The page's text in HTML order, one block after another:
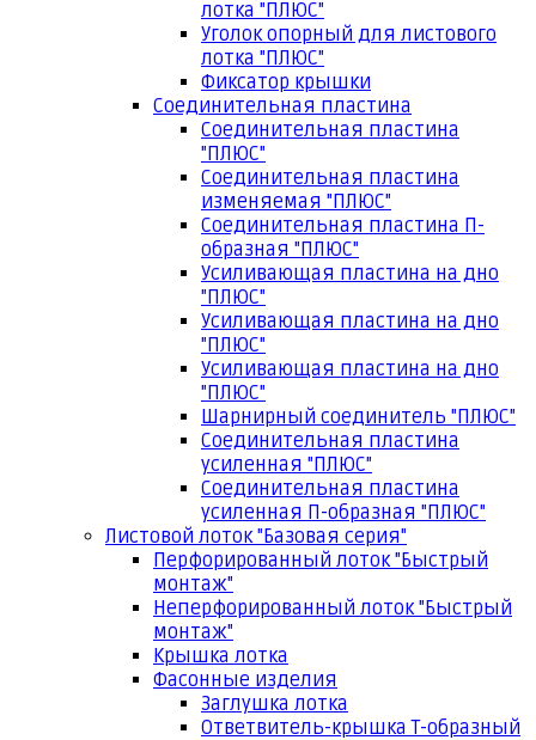
лотка "ПЛЮС"
Уголок опорный для листового
лотка "ПЛЮС"
Фиксатор крышки
Соединительная пластина
Соединительная пластина
"ПЛЮС"
Соединительная пластина
изменяемая "ПЛЮС"
Соединительная пластина П-
образная "ПЛЮС"
Усиливающая пластина на дно
"ПЛЮС"
Усиливающая пластина на дно
"ПЛЮС"
Усиливающая пластина на дно
"ПЛЮС"
Шарнирный соединитель "ПЛЮС"
Соединительная пластина
усиленная "ПЛЮС"
Соединительная пластина
усиленная П-образная "ПЛЮС"
Листовой лоток "Базовая серия"
Перфорированный лоток "Быстрый
монтаж"
Неперфорированный лоток "Быстрый
монтаж"
Крышка лотка
Фасонные изделия
Заглушка лотка
Ответвитель-крышка Т-образный